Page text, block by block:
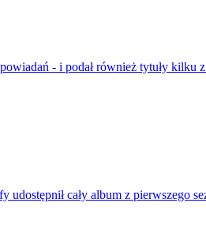
- i podał również tytuły kilku
cały album z pierwszego